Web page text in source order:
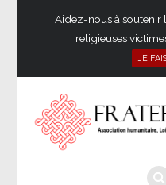
Aidez-nous à soutenir
religieuses
JE